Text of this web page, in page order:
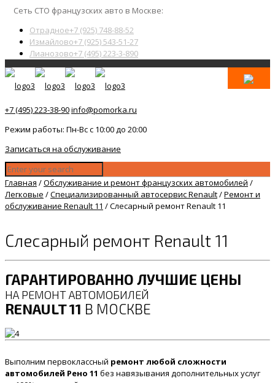
Сеть СТО французских авто в Москве:
Отрадное+7 (925) 748-88-52
Измайлово+7 (925) 543-51-27
Лианозово+7 (495) 223-3-890
+7 (495) 223-38-90info@pomorka.ru
Режим работы: Пн-Вс с 10:00 до 20:00
Записаться на обслуживание
Главная /Обслуживание и ремонт французских автомобилей /
Легковые /Специализированный автосервис Renault/Ремонт и
обслуживание Renault 11 /Слесарный ремонт Renault 11
Слесарный ремонт Renault 11
ГАРАНТИРОВАННО ЛУЧШИЕ ЦЕНЫ
НА РЕМОНТ АВТОМОБИЛЕЙ
RENAULT 11 В МОСКВЕ
Выполним первоклассный ремонт любой сложности
автомобилей Рено 11 без навязывания дополнительных услуг